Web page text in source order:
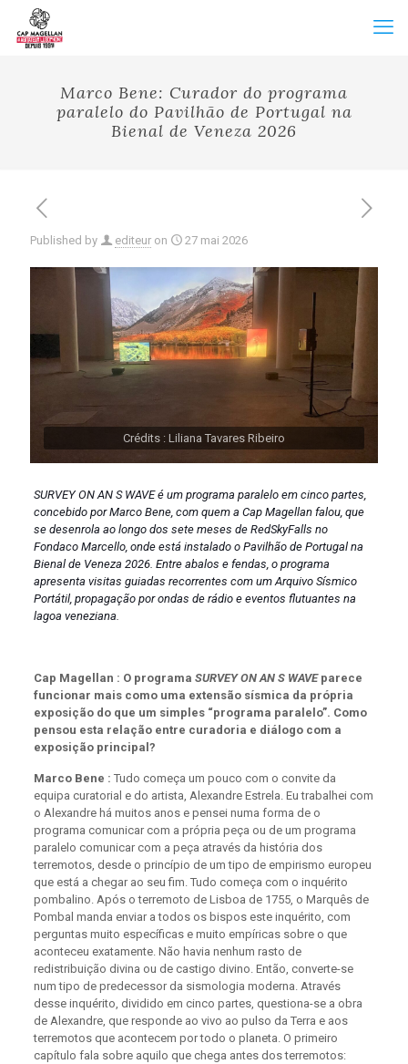
Marco Bene: Curador do programa
paralelo do Pavilhão de Portugal na
Bienal de Veneza 2026
Published by editeur on 27 mai 2026
Crédits : Liliana Tavares Ribeiro
SURVEY ON AN S WAVE é um programa paralelo em cinco partes,
concebido por Marco Bene, com quem a Cap Magellan falou, que
se desenrola ao longo dos sete meses de RedSkyFalls no
Fondaco Marcello, onde está instalado o Pavilhão de Portugal na
Bienal de Veneza 2026. Entre abalos e fendas, o programa
apresenta visitas guiadas recorrentes com um Arquivo Sísmico
Portátil, propagação por ondas de rádio e eventos flutuantes na
lagoa veneziana.
Cap Magellan : O programa SURVEY ON AN S WAVEparece
funcionar mais como uma extensão sísmica da própria
exposição do que um simples “programa paralelo”. Como
pensou esta relação entre curadoria e diálogo com a
exposição principal?
Marco Bene : Tudo começa um pouco com o convite da
equipa curatorial e do artista, Alexandre Estrela. Eu trabalhei com
o Alexandre há muitos anos e pensei numa forma de o
programa comunicar com a própria peça ou de um programa
paralelo comunicar com a peça através da história dos
terremotos, desde o princípio de um tipo de empirismo europeu
que está a chegar ao seu fim. Tudo começa com o inquérito
pombalino. Após o terremoto de Lisboa de 1755, o Marquês de
Pombal manda enviar a todos os bispos este inquérito, com
perguntas muito específicas e muito empíricas sobre o que
aconteceu exatamente. Não havia nenhum rasto de
redistribuição divina ou de castigo divino. Então, converte-se
num tipo de predecessor da sismologia moderna. Através
desse inquérito, dividido em cinco partes, questiona-se a obra
de Alexandre, que responde ao vivo ao pulso da Terra e aos
terremotos que acontecem por todo o planeta. O primeiro
capítulo fala sobre aquilo que chega antes dos terremotos: